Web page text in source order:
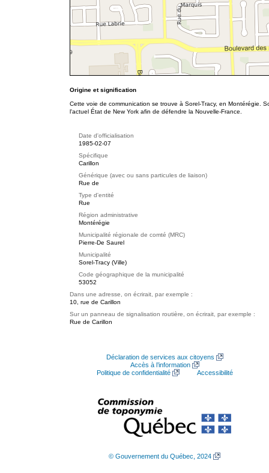
Origine et signification
Cette voie de communication se trouve à Sorel-Tracy, en Montérégie.
l'actuel État de New York afin de défendre la Nouvelle-France.
Date d'officialisation
1985-02-07
Spécifique
Carillon
Générique (avec ou sans particules de liaison)
Rue de
Type d'entité
Rue
Région administrative
Montérégie
Municipalité régionale de comté (MRC)
Pierre-De Saurel
Municipalité
Sorel-Tracy (Ville)
Code géographique de la municipalité
53052
Dans une adresse, on écrirait, par exemple :
10, rue de Carillon
Sur un panneau de signalisation routière, on écrirait, par exemple :
Rue de Carillon
Déclaration de services aux citoyens
Accès à l’information
Politique de confidentialité
Accessibilité
© Gouvernement du Québec, 2024